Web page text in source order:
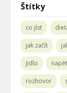
Štítky
co jíst
jak začít
jídlo
rozhovor